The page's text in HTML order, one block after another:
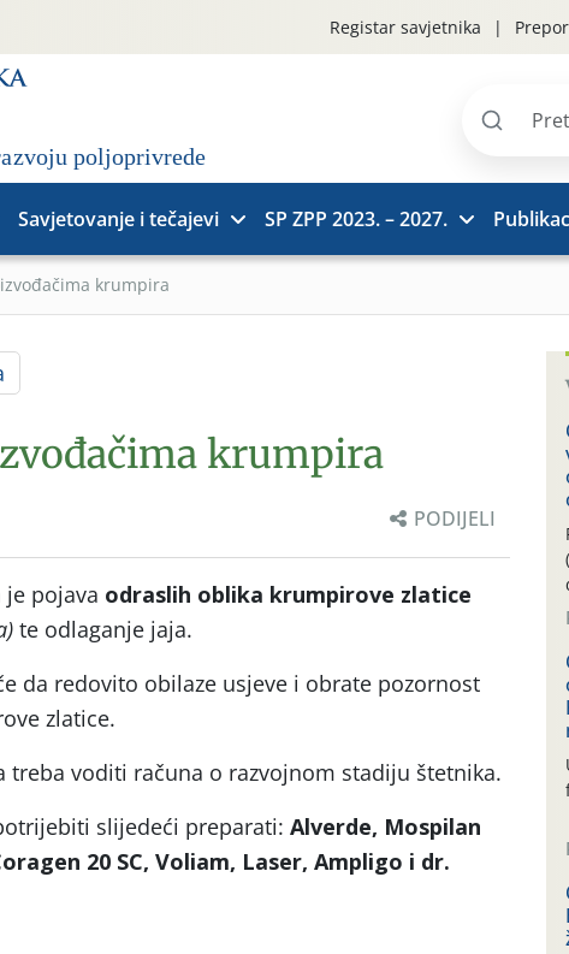
Registar savjetnika
Pretraži
Savjetovanje i tečajevi SP ZPP 2023. – 2027.
krumpira
krumpira
PODIJELI
pojava odraslih oblika krumpirove zlatice
) te odlaganje jaja.
da redovito obilaze usjeve i obrate pozornost
zlatice.
treba voditi računa o razvojnom stadiju štetnika.
slijedeći preparati: Alverde, Mospilan
20 SC, Voliam, Laser, Ampligo i dr.